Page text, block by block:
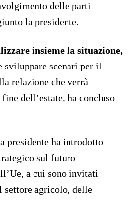
delle parti
la presidente.
insieme la situazione,
sviluppare scenari per il
relazione che verrà
dell’estate, ha concluso
presidente ha introdotto
sul futuro
a cui sono invitati
settore agricolo, delle